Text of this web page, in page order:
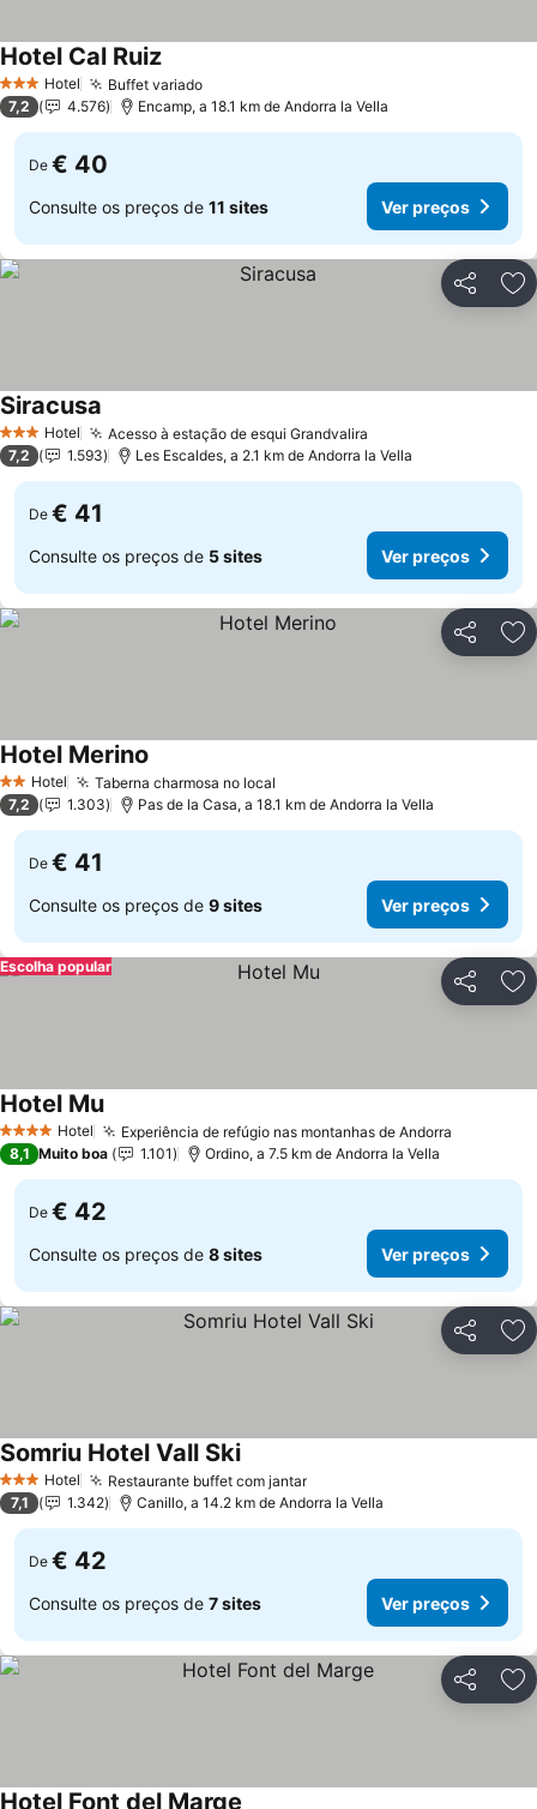
3 EstrelasHotel Buffet variadoVer preços
Hotel Cal RuizVer preços
7,2 4.576 Encamp, a 18.1 km de Andorra la Vella
De € 40
Consulte os preços de 11 sites Ver preços
Partilhar
3 EstrelasHotel Acesso à estação de esqui Grandvalira
Siracusa
7,2 1.593 Les Escaldes, a 2.1 km de Andorra la Vella
De € 41
Consulte os preços de 5 sites Ver preços
Partilhar
2 Estrelas
Hotel Taberna charmosa no local
Hotel Merino
7,2 1.303 Pas de la Casa, a 18.1 km de Andorra la Vella
De € 41
Consulte os preços de 9 sites Ver preços
Partilhar
Escolha popular
4 EstrelasHotel Experiência de refúgio nas montanhas de Andorra
Hotel MuVer preços
8,1 Muito boa 1.101 Ordino, a 7.5 km de Andorra la Vella
De € 42
Consulte os preços de 8 sites Ver preços
Partilhar
3 EstrelasHotel Restaurante buffet com jantarVer preços
Somriu Hotel Vall SkiVer preços
7,1 1.342 Canillo, a 14.2 km de Andorra la Vella
De € 42
Consulte os preços de 7 sites Ver preços
Partilhar
Hotel Font del Marge